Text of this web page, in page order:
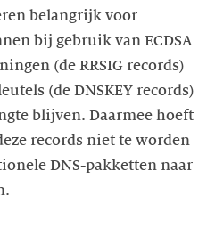
belangrijk voor
bij gebruik van ECDSA
(de RRSIG records)
(de DNSKEY records)
blijven. Daarmee hoeft
records niet te worden
DNS-pakketten naar